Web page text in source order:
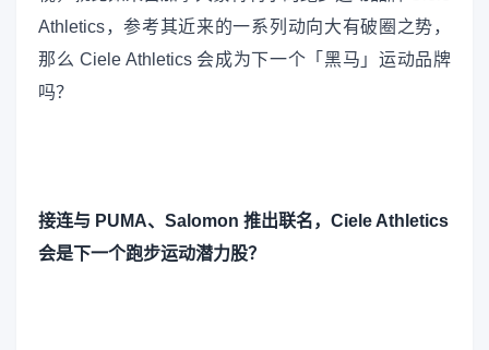
Athletics，参考其近来的一系列动向大有破圈之势，
那么 Ciele Athletics 会成为下一个「黑马」运动品牌
吗？
接连与 PUMA、Salomon 推出联名，Ciele Athletics
会是下一个跑步运动潜力股？